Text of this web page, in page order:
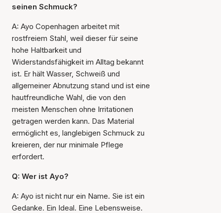
seinen Schmuck?
A: Ayo Copenhagen arbeitet mit
rostfreiem Stahl, weil dieser für seine
hohe Haltbarkeit und
Widerstandsfähigkeit im Alltag bekannt
ist. Er hält Wasser, Schweiß und
allgemeiner Abnutzung stand und ist eine
hautfreundliche Wahl, die von den
meisten Menschen ohne Irritationen
getragen werden kann. Das Material
ermöglicht es, langlebigen Schmuck zu
kreieren, der nur minimale Pflege
erfordert.
Q: Wer ist Ayo?
A: Ayo ist nicht nur ein Name. Sie ist ein
Gedanke. Ein Ideal. Eine Lebensweise.